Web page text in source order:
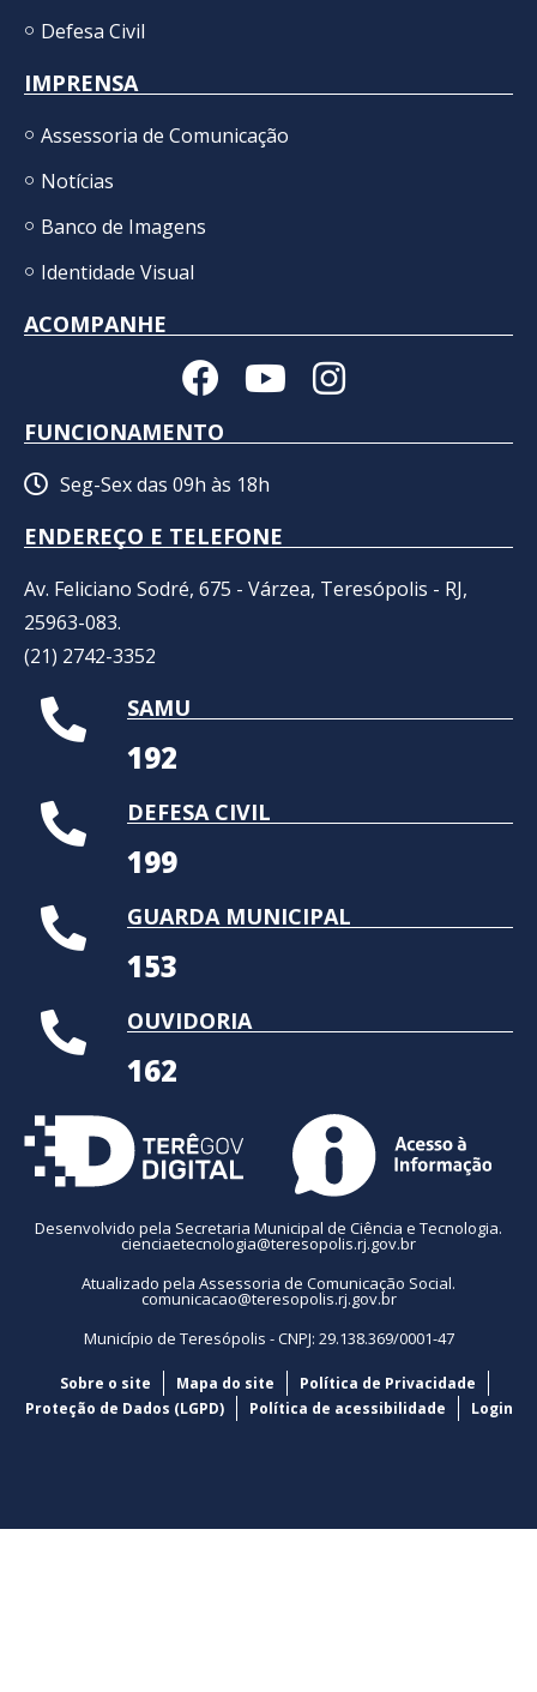
Defesa Civil
IMPRENSA
Assessoria de Comunicação
Notícias
Banco de Imagens
Identidade Visual
ACOMPANHE
FUNCIONAMENTO
Seg-Sex das 09h às 18h
ENDEREÇO E TELEFONE
Av. Feliciano Sodré, 675 - Várzea, Teresópolis - RJ,
25963-083.
(21) 2742-3352​
SAMU
192
DEFESA CIVIL
199
GUARDA MUNICIPAL
153
OUVIDORIA
162
Desenvolvido pela Secretaria Municipal de Ciência e Tecnologia.
cienciaetecnologia@teresopolis.rj.gov.br
Atualizado pela Assessoria de Comunicação Social.
comunicacao@teresopolis.rj.gov.br
Município de Teresópolis - CNPJ: 29.138.369/0001-47
Sobre o site Mapa do site
Política de Privacidade
Proteção de Dados (LGPD)
Política de acessibilidade Login